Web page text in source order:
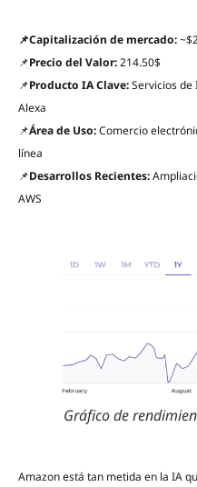
📌Capitalización de mercado:
📌Precio del Valor:214.50$
📌Producto IA Clave:Servicios de
Alexa
📌Área de Uso:Comercio
línea
📌Desarrollos Recientes:
AWS
Gráfico de
Amazon está tan metida en la IA